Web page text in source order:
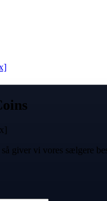
giver vi vores sælgere